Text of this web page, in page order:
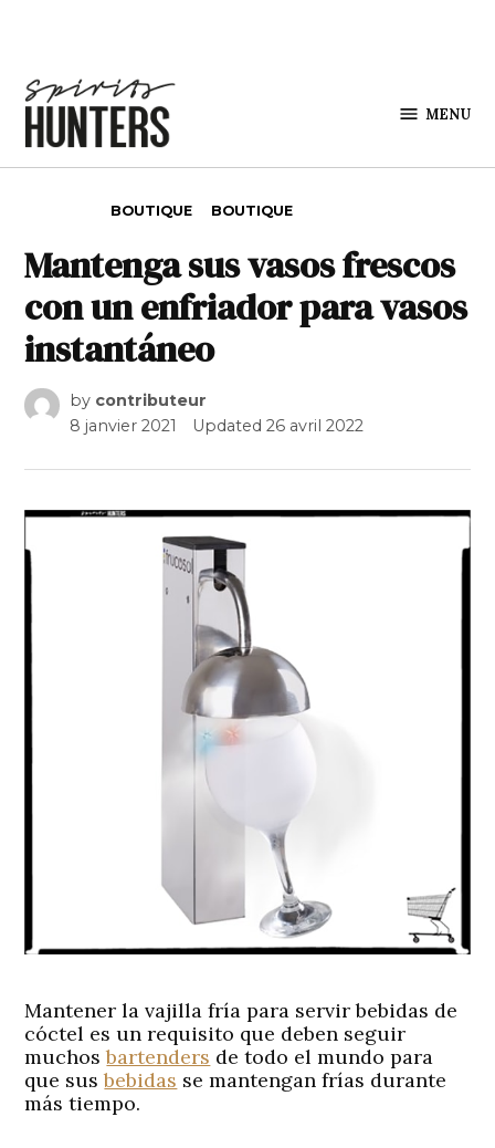
MENU
BOUTIQUE BOUTIQUE
Mantenga sus vasos frescos
con un enfriador para vasos
instantáneo
by contributeur
8 janvier 2021
Updated26 avril 2022
Mantener la vajilla fría para servir bebidas de
cóctel es un requisito que deben seguir
muchosbartenders de todo el mundo para
que susbebidas se mantengan frías durante
más tiempo.